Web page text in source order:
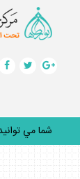
شما مي توانيد